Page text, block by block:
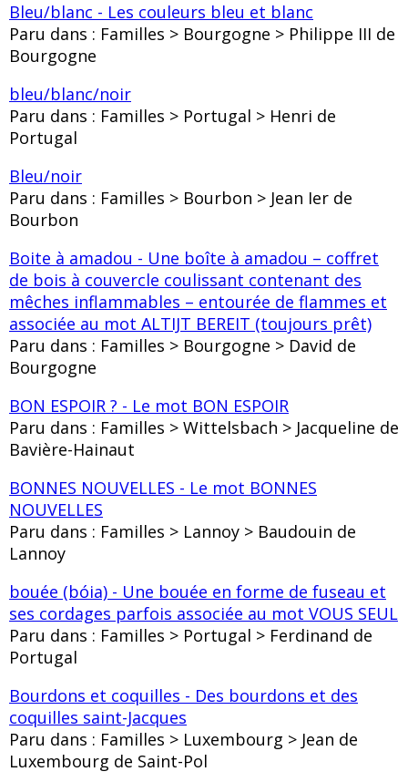
Bleu/blanc - Les couleurs bleu et blanc
Paru dans : Familles > Bourgogne > Philippe III de
Bourgogne
bleu/blanc/noir
Paru dans : Familles > Portugal > Henri de
Portugal
Bleu/noir
Paru dans : Familles > Bourbon > Jean Ier de
Bourbon
Boite à amadou - Une boîte à amadou – coffret
de bois à couvercle coulissant contenant des
mêches inflammables – entourée de flammes et
associée au mot ALTIJT BEREIT (toujours prêt)
Paru dans : Familles > Bourgogne > David de
Bourgogne
BON ESPOIR ? - Le mot BON ESPOIR
Paru dans : Familles > Wittelsbach > Jacqueline de
Bavière-Hainaut
BONNES NOUVELLES - Le mot BONNES
NOUVELLES
Paru dans : Familles > Lannoy > Baudouin de
Lannoy
bouée (bóia) - Une bouée en forme de fuseau et
ses cordages parfois associée au mot VOUS SEUL
Paru dans : Familles > Portugal > Ferdinand de
Portugal
Bourdons et coquilles - Des bourdons et des
coquilles saint-Jacques
Paru dans : Familles > Luxembourg > Jean de
Luxembourg de Saint-Pol